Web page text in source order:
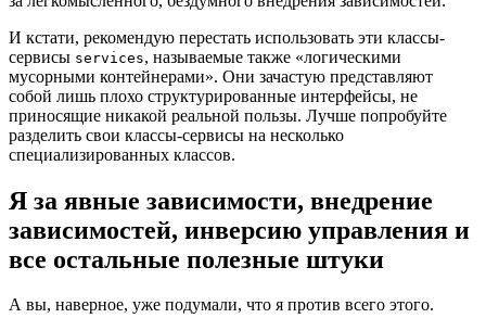
И кстати, рекомендую перестать использовать эти классы-
сервисы services, называемые также «логическими
мусорными контейнерами». Они зачастую представляют
собой лишь плохо структурированные интерфейсы, не
приносящие никакой реальной пользы. Лучше попробуйте
разделить свои классы-сервисы на несколько
специализированных классов.
Я за явные зависимости, внедрение
зависимостей, инверсию управления и
все остальные полезные штуки
А вы, наверное, уже подумали, что я против всего этого.